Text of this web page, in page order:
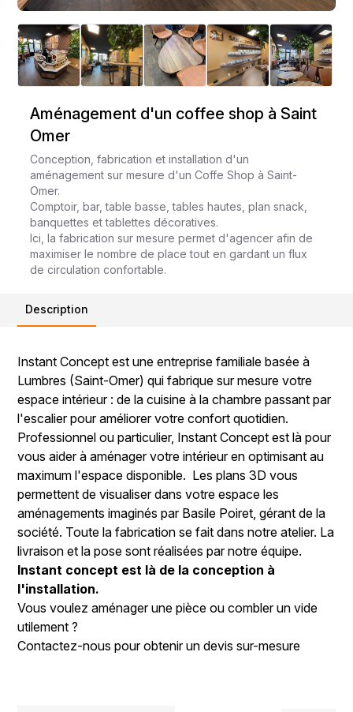
Aménagement d'un coffee shop à Saint
Omer
Conception, fabrication et installation d'un
aménagement sur mesure d'un Coffe Shop à Saint-
Omer.
Comptoir, bar, table basse, tables hautes, plan snack,
banquettes et tablettes décoratives.
Ici, la fabrication sur mesure permet d'agencer afin de
maximiser le nombre de place tout en gardant un flux
de circulation confortable.
Description
Instant Concept est une entreprise familiale basée à
Lumbres (Saint-Omer) qui fabrique sur mesure votre
espace intérieur : de la cuisine à la chambre passant par
l'escalier pour améliorer votre confort quotidien.
Professionnel ou particulier, Instant Concept est là pour
vous aider à aménager votre intérieur en optimisant au
maximum l'espace disponible. Les plans 3D vous
permettent de visualiser dans votre espace les
aménagements imaginés par Basile Poiret, gérant de la
société. Toute la fabrication se fait dans notre atelier. La
livraison et la pose sont réalisées par notre équipe.
Instant concept est là de la conception à
l'installation.
Vous voulez aménager une pièce ou combler un vide
utilement ?
Contactez-nous pour obtenir un devis sur-mesure